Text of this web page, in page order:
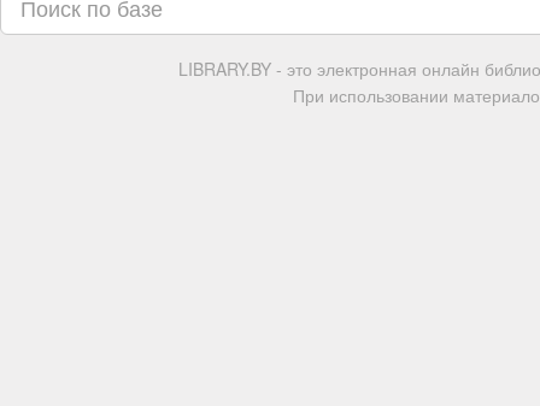
LIBRARY.BY - это электронная онлайн
При использовании